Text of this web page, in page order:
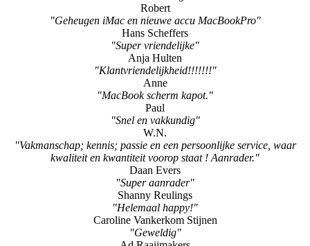
Robert
"Geheugen iMac en nieuwe accu MacBookPro"
Hans Scheffers
"Super vriendelijke"
Anja Hulten
"Klantvriendelijkheid!!!!!!!"
Anne
"MacBook scherm kapot."
Paul
"Snel en vakkundig"
W.N.
"Vakmanschap; kennis; passie en een persoonlijke service, waar
kwaliteit en kwantiteit voorop staat ! Aanrader."
Daan Evers
"Super aanrader"
Shanny Reulings
"Helemaal happy!"
Caroline Vankerkom Stijnen
"Geweldig"